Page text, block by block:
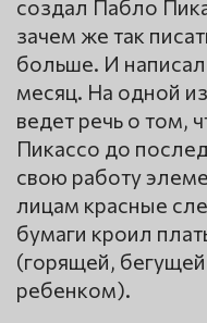
создал Пабло
зачем же так
больше. И
месяц. На одной
ведет речь о том,
Пикассо до
свою работу
лицам красные
бумаги кроил
(горящей,
ребенком).